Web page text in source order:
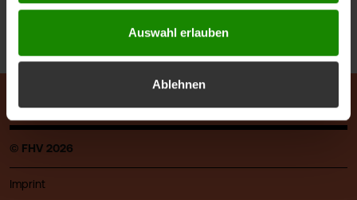
Auswahl erlauben
Ablehnen
More in the FHV Magazine
© FHV 2026
Imprint